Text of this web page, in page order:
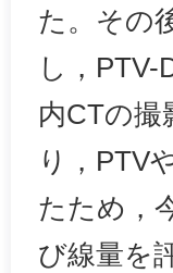
た。その
し，PTV-
内CTの撮
り，PTV
たため，
び線量を